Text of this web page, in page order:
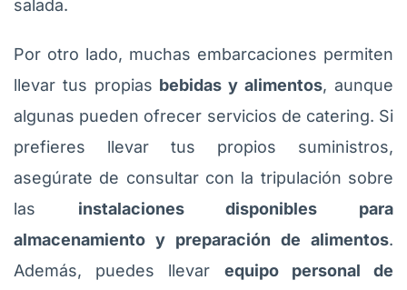
salada.
Por otro lado, muchas embarcaciones permiten
llevar tus propias bebidas y alimentos, aunque
algunas pueden ofrecer servicios de catering. Si
prefieres llevar tus propios suministros,
asegúrate de consultar con la tripulación sobre
las instalaciones disponibles para
almacenamiento y preparación de alimentos.
Además, puedes llevar equipo personal de